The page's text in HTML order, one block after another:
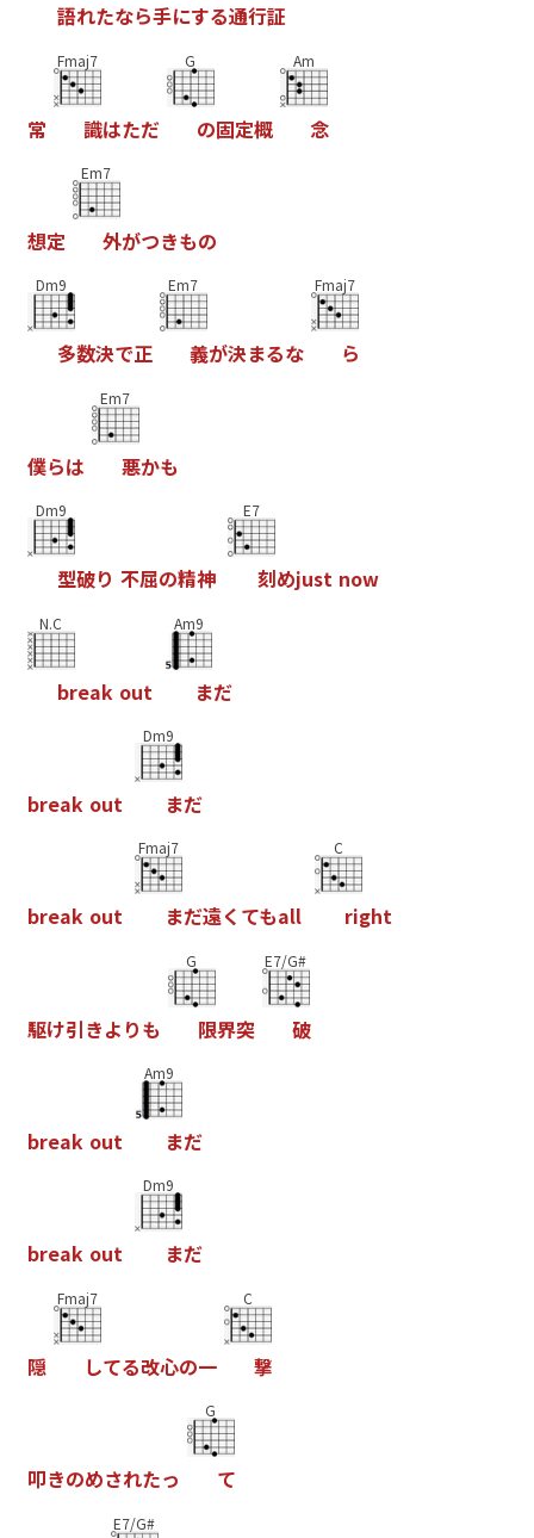
語れたなら手にする通行証
常
Fmaj7
識はただ
G
の固定概
Am
念
想定
Em7
外がつきもの
Dm9
多数決で正
Em7
義が決まるな
Fmaj7
ら
僕らは
Em7
悪かも
Dm9
型破り 不屈の精神
E7
刻めjust now
N.C
break out
Am9
まだ
break out
Dm9
まだ
break out
Fmaj7
まだ遠く てもall
C
right
駆け引きよ りも
G
限界突
E7/G#
破
break out
Am9
まだ
break out
Dm9
まだ
隠
Fmaj7
してる改心の一
C
撃
叩きのめされたっ
G
て
E7/G#